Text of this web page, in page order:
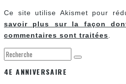
Ce site utilise Akismet pour
savoir plus sur la façon
commentaires sont traitées
4E ANNIVERSAIRE